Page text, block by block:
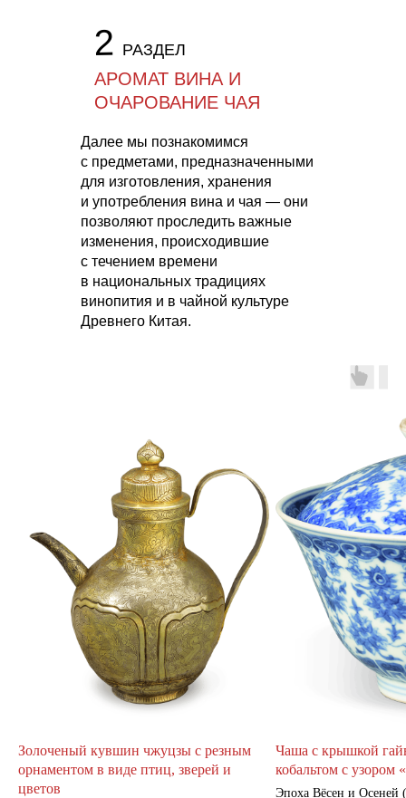
2 РАЗДЕЛ
АРОМАТ ВИНА И
ОЧАРОВАНИЕ ЧАЯ
Далее мы познакомимся
с предметами, предназначенными
для изготовления, хранения
и употребления вина и чая — они
позволяют проследить важные
изменения, происходившие
с течением времени
в национальных традициях
винопития и в чайной культуре
Древнего Китая.
Золоченый кувшин чжуцзы с резным
орнаментом в виде птиц, зверей и
цветов
Чаша с крышкой
кобальтом с узором
Эпоха Вёсен и Осеней